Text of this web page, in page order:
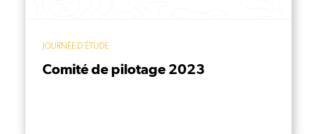
JOURNÉE D'ÉTUDE
Comité de pilotage 2023